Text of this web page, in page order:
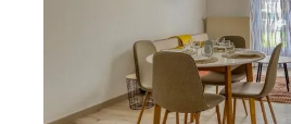
Appartement F3 à louer
825 €
par mois charges comprises